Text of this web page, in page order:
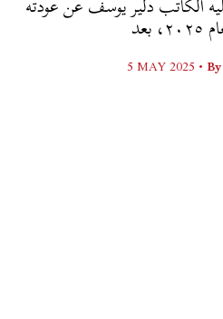
5 MAY 2025 •By